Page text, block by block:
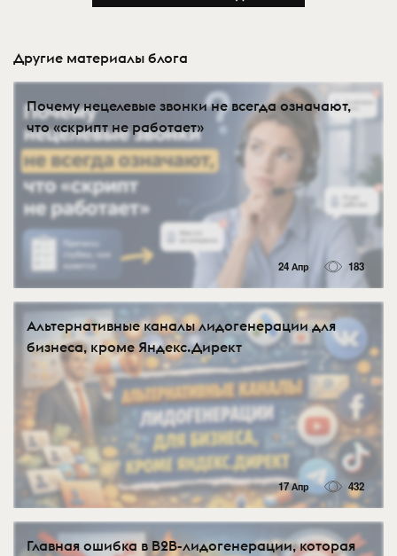
Другие материалы блога
Почему нецелевые звонки не всегда означают,
что «скрипт не работает»
24 Апр 183
Альтернативные каналы лидогенерации для
бизнеса, кроме Яндекс.Директ
17 Апр 432
Главная ошибка в B2B-лидогенерации, которая